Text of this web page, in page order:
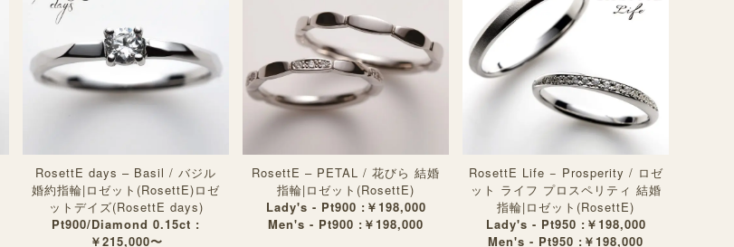
RosettE days – Basil / バジル
婚約指輪|ロゼット(RosettE)ロゼ
ットデイズ(RosettE days)
Pt900/Diamond 0.15ct :
￥215,000〜
RosettE – PETAL / 花びら 結婚
指輪|ロゼット(RosettE)
Lady's - Pt900 :￥198,000
Men's - Pt900 :￥198,000
RosettE Life − Prosperity / ロゼ
ット ライフ プロスペリティ 結婚
指輪|ロゼット(RosettE)
Lady's - Pt950 :￥198,000
Men's - Pt950 :￥198,000